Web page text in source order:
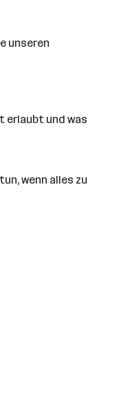
unseren
erlaubt und was
wenn alles zu